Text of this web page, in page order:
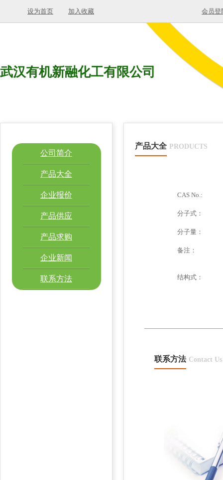
设为首页 加入收藏 会员登
武汉有机新融化工有限公司
公司简介
产品大全
企业报价
产品供应
产品求购
企业新闻
联系方法
产品大全 PRODUCTS
CAS No.:
分子式：
分子量：
备注：
结构式：
联系方法 Contact Us